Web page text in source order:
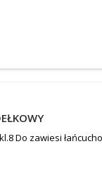
Do zawiesi